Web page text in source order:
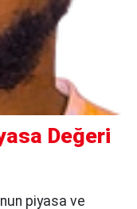
Değeri
piyasa ve